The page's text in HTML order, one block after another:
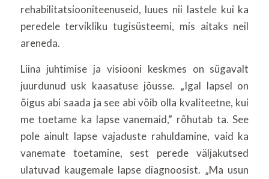
rehabilitatsiooniteenuseid, luues nii lastele kui ka
peredele tervikliku tugisüsteemi, mis aitaks neil
areneda.
Liina juhtimise ja visiooni keskmes on sügavalt
juurdunud usk kaasatuse jõusse. „Igal lapsel on
õigus abi saada ja see abi võib olla kvaliteetne, kui
me toetame ka lapse vanemaid,” rõhutab ta. See
pole ainult lapse vajaduste rahuldamine, vaid ka
vanemate toetamine, sest perede väljakutsed
ulatuvad kaugemale lapse diagnoosist. „Ma usun